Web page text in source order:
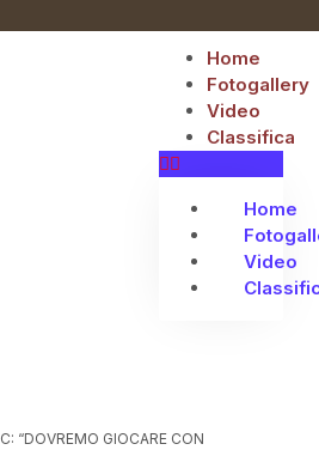
Home
Fotogallery
Video
Classifica
Home
Video
“DOVREMO GIOCARE CON